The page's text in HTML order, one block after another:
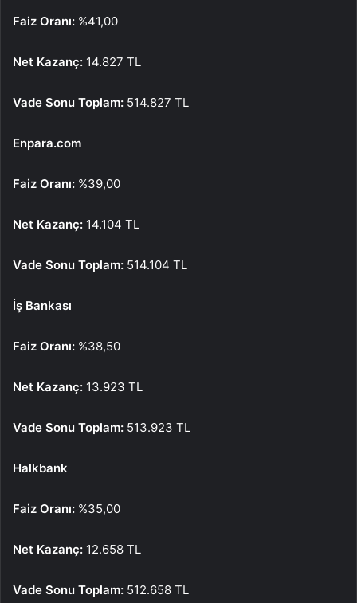
Faiz Oranı: %41,00
Net Kazanç: 14.827 TL
Vade Sonu Toplam: 514.827 TL
Enpara.com
Faiz Oranı: %39,00
Net Kazanç: 14.104 TL
Vade Sonu Toplam: 514.104 TL
İş Bankası
Faiz Oranı: %38,50
Net Kazanç: 13.923 TL
Vade Sonu Toplam: 513.923 TL
Halkbank
Faiz Oranı: %35,00
Net Kazanç: 12.658 TL
Vade Sonu Toplam: 512.658 TL